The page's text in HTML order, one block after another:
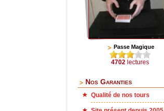
Passe Magique
4702 lectures
Nos Garanties
Qualité de nos tours